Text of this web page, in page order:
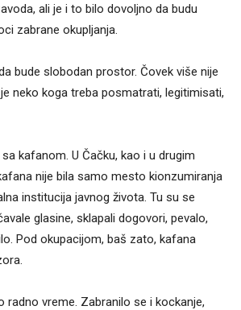
ali je i to bilo dovoljno da budu
zabrane okupljanja.
bude slobodan prostor. Čovek više nije
neko koga treba posmatrati, legitimisati,
kafanom. U Čačku, kao i u drugim
nije bila samo mesto kionzumiranja
institucija javnog života. Tu su se
glasine, sklapali dogovori, pevalo,
Pod okupacijom, baš zato, kafana
radno vreme. Zabranilo se i kockanje,